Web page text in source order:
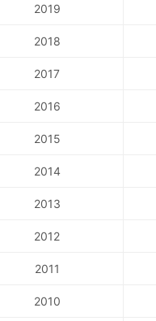
2019
2018
2017
2016
2015
2014
2013
2012
2011
2010